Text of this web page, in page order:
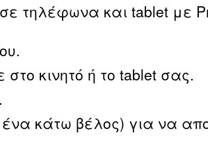
τηλέφωνα και tablet με
κινητό ή το tablet σας.
κάτω βέλος) για να